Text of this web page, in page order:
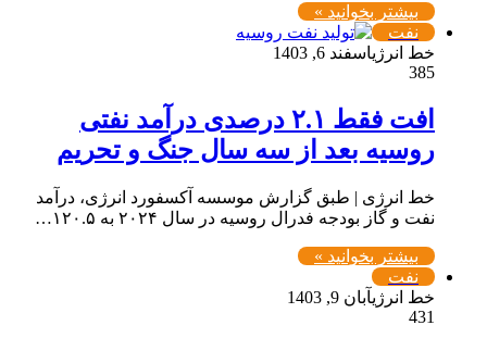
بیشتر بخوانید »
نفت
خط انرژیاسفند 6, 1403
385
افت فقط ۲.۱ درصدی درآمد نفتی
روسیه بعد از سه سال جنگ و تحریم
خط انرژی | طبق گزارش موسسه آکسفورد انرژی، درآمد
نفت و گاز بودجه فدرال روسیه در سال ۲۰۲۴ به ۱۲۰.۵…
بیشتر بخوانید »
نفت
خط انرژیآبان 9, 1403
431